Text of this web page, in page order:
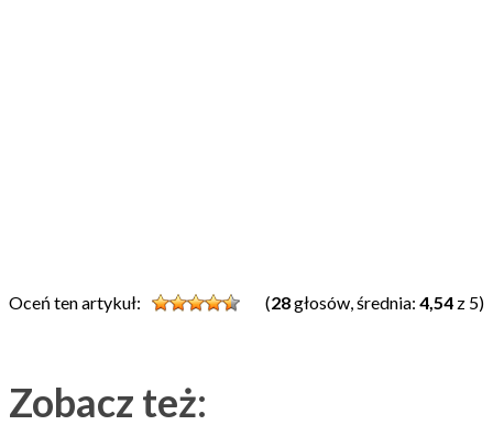
Oceń ten artykuł: (28głosów, średnia: 4,54 z 5)
Zobacz też: